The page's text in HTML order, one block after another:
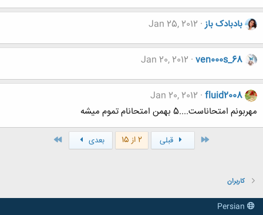
بادبادک باز Jan 25, 2012
ven000s_68
Jan 20, 2012
fluid2008
Jan 20, 2012
مهربونم امتحاناست....5 بهمن امتحانام تموم میشه
اول قبلی 2 از 15 بعدی
کاربران